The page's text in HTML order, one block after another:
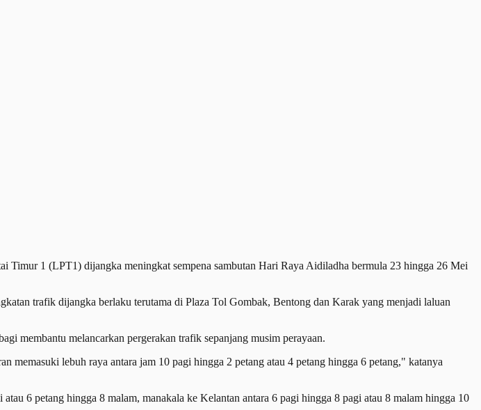
1 (LPT1) dijangka meningkat sempena sambutan Hari Raya Aidiladha bermula 23 hingga 26 Mei
trafik dijangka berlaku terutama di Plaza Tol Gombak, Bentong dan Karak yang menjadi laluan
membantu melancarkan pergerakan trafik sepanjang musim perayaan.
lebuh raya antara jam 10 pagi hingga 2 petang atau 4 petang hingga 6 petang," katanya
6 petang hingga 8 malam, manakala ke Kelantan antara 6 pagi hingga 8 pagi atau 8 malam hingga 10